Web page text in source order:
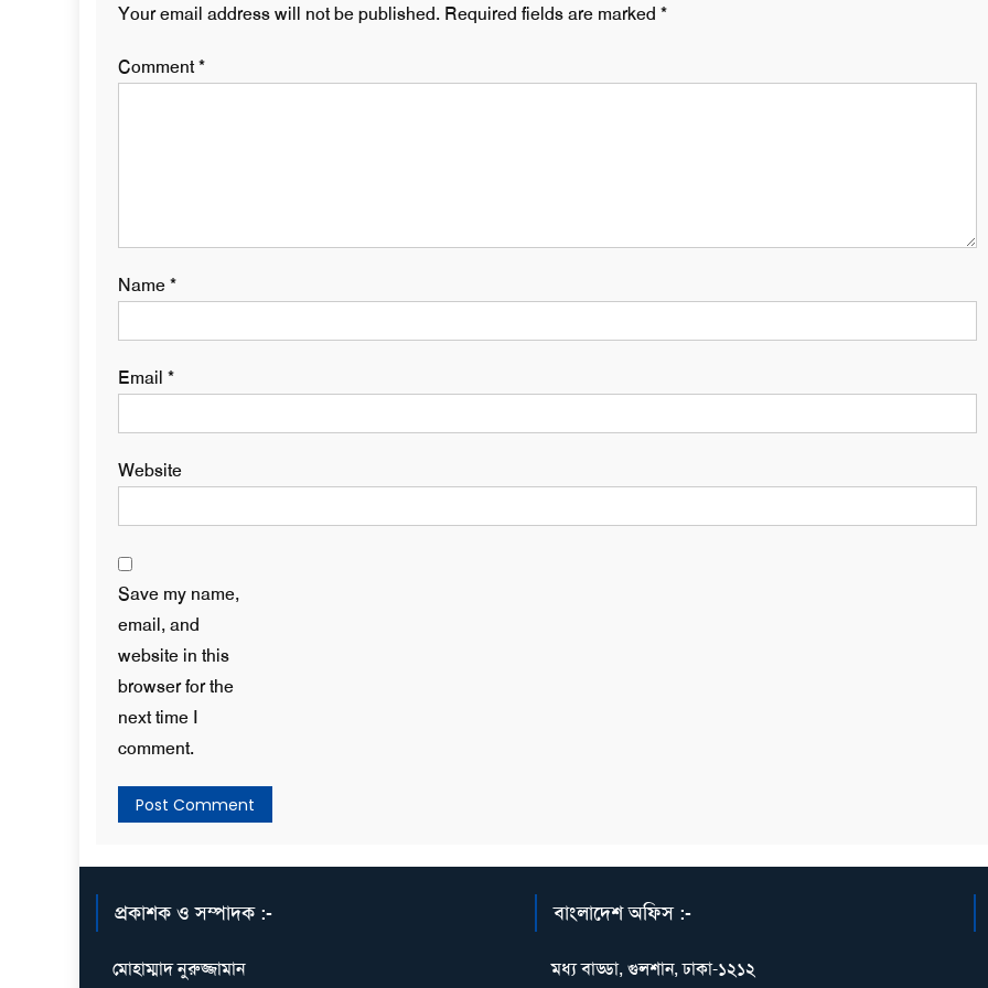
Your email address will not be published. Required fields are marked *
Comment*
Name*
Email *
Website
Save my name,
email, and
website in this
browser for the
next time I
comment.
প্রকাশক ও সম্পাদক :-
মোহাম্মাদ নুরুজ্জামান
বাংলাদেশ অফিস :-
মধ্য বাড্ডা, গুলশান, ঢাকা-১২১২